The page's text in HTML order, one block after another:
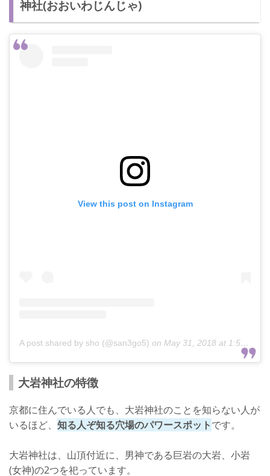
神社(おおいわじんじゃ)
View this post on Instagram
A post shared by sho (@san3go5) on May 31, 2018 at 1:59am PDT
大岩神社の特徴
京都に住んでいる人でも、大岩神社のことを知らない人が
いるほど、 知る人ぞ知る穴場のパワースポットです。
大岩神社は、山頂付近に、男神である巨岩の大岩、小岩
(女神)の2つを祀っています。